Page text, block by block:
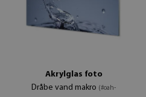
Akrylglas foto
Dråbe vand makro (#oah-